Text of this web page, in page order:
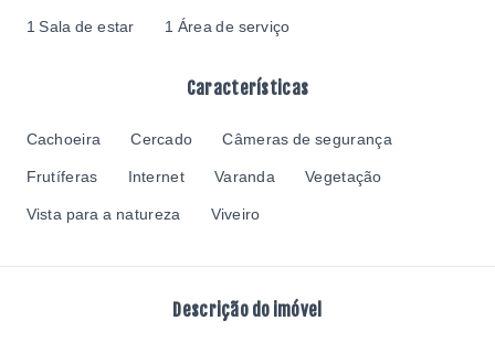
1 Sala de estar 1 Área de serviço
Características
Cachoeira Cercado Câmeras de segurança
Frutíferas Internet Varanda Vegetação
Vista para a natureza Viveiro
Descrição do imóvel